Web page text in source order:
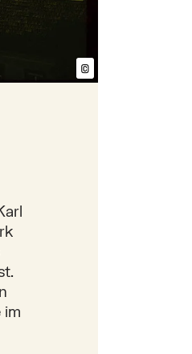
©
im